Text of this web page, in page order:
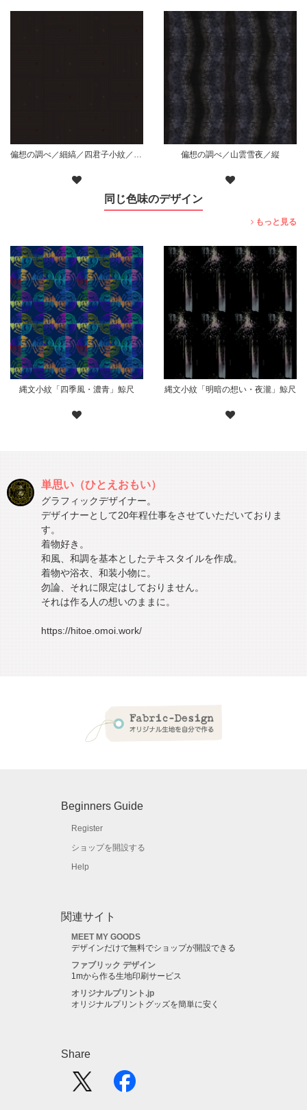
偏想の調べ／細縞／四君子小紋／枠無散り／黒 偏想の調べ／山雲雪夜／縦
同じ色味のデザイン
もっと見る
縄文小紋「四季風・濃青」鯨尺 縄文小紋「明暗の想い・夜瀧」鯨尺
単思い（ひとえおもい）
グラフィックデザイナー。
デザイナーとして20年程仕事をさせていただいておりま
す。
着物好き。
和風、和調を基本としたテキスタイルを作成。
着物や浴衣、和装小物に。
勿論、それに限定はしておりません。
それは作る人の想いのままに。
https://hitoe.omoi.work/
Beginners Guide
Register
ショップを開設する
Help
関連サイト
MEET MY GOODS
デザインだけで無料でショップが開設できる
ファブリック デザイン
1mから作る生地印刷サービス
オリジナルプリント.jp
オリジナルプリントグッズを簡単に安く
Share